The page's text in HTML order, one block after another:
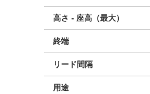
高さ - 座高（最大）
終端
リード間隔
用途